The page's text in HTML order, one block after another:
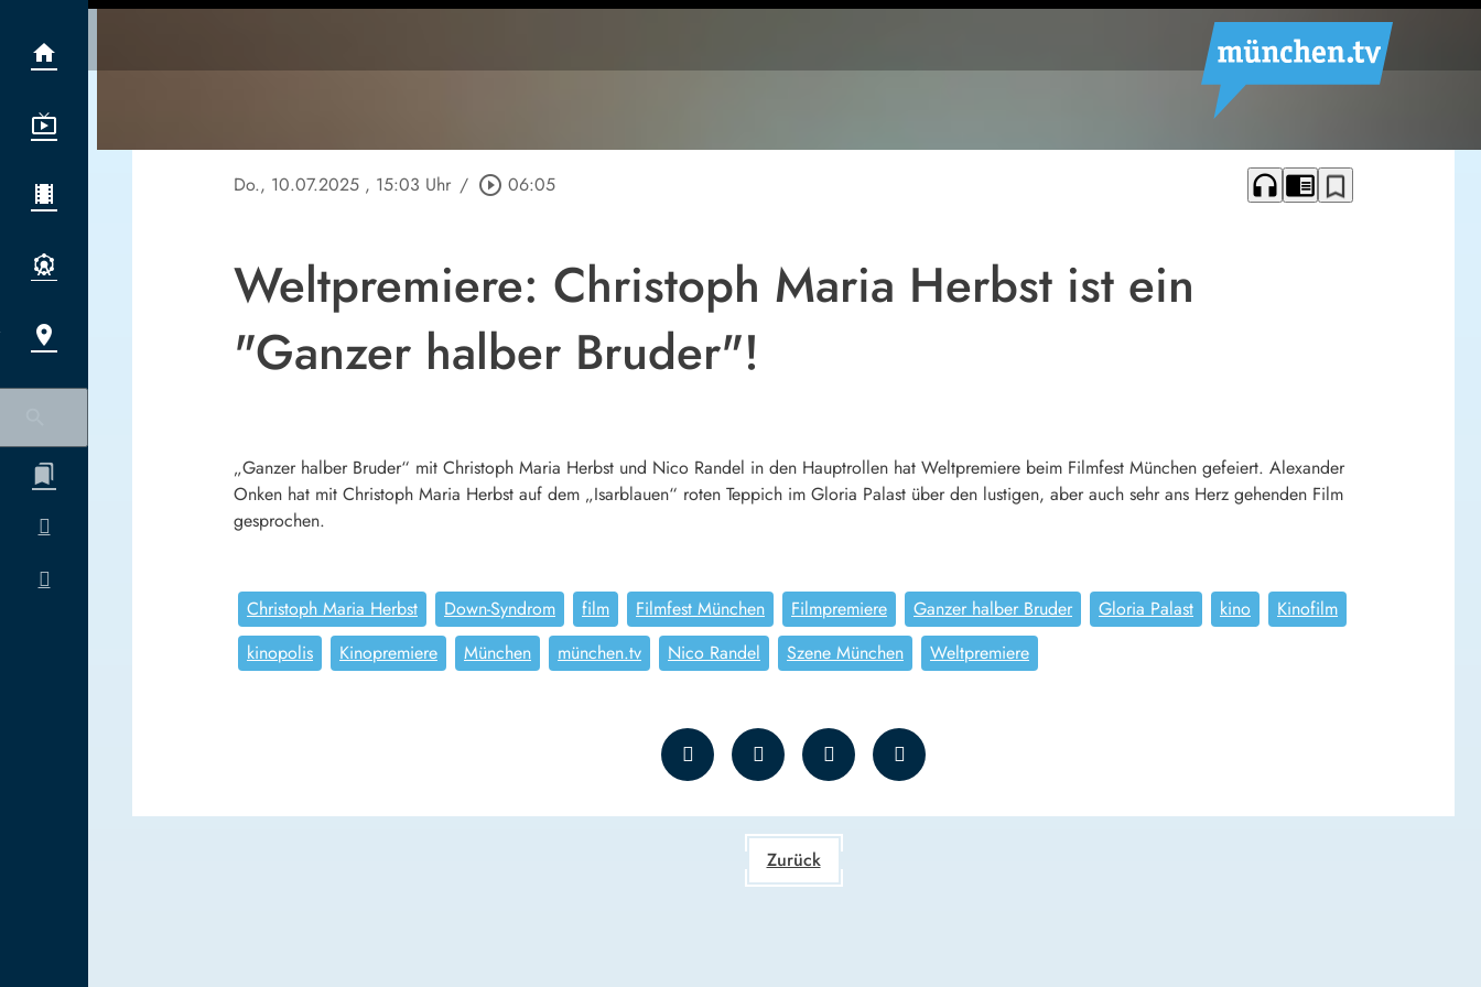
Do., 10.07.2025 , 15:03 Uhr / play_circle_outline 06:05 headphones chrome_reader_mode bookmark_border
Weltpremiere: Christoph Maria Herbst ist ein
"Ganzer halber Bruder"!
„Ganzer halber Bruder“ mit Christoph Maria Herbst und Nico Randel in den Hauptrollen hat Weltpremiere beim Filmfest München gefeiert. Alexander
Onken hat mit Christoph Maria Herbst auf dem „Isarblauen“ roten Teppich im Gloria Palast über den lustigen, aber auch sehr ans Herz gehenden Film
gesprochen.
Christoph Maria Herbst Down-Syndrom film Filmfest München Filmpremiere Ganzer halber Bruder Gloria Palast kino
Kinofilm
kinopolis
Kinopremiere München münchen.tv Nico Randel Szene München Weltpremiere
Zurück